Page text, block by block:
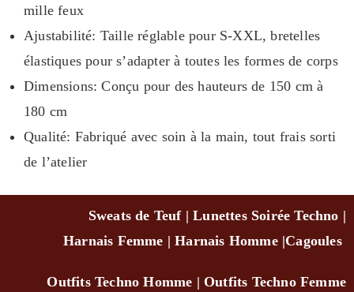
mille feux
Ajustabilité: Taille réglable pour S-XXL, bretelles
élastiques pour s’adapter à toutes les formes de corps
Dimensions: Conçu pour des hauteurs de 150 cm à
180 cm
Qualité: Fabriqué avec soin à la main, tout frais sorti
de l’atelier
Sweats de Teuf |Lunettes Soirée Techno |
Harnais Femme |Harnais Homme|Cagoules
Outfits Techno Homme | Outfits Techno Femme